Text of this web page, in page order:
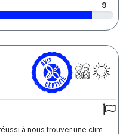
9
à nous trouver une clim